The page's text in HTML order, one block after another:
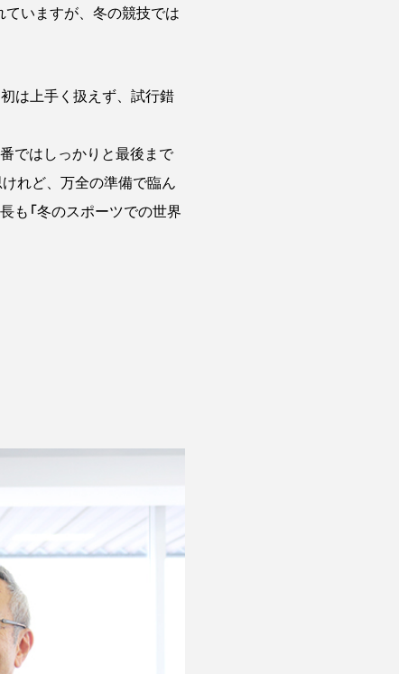
ていますが、冬の競技では
は上手く扱えず、試行錯
ではしっかりと最後まで
れど、万全の準備で臨ん
も「冬のスポーツでの世界